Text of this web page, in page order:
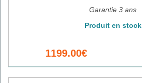
Garantie 3 ans
Produit en stock
1199.00€